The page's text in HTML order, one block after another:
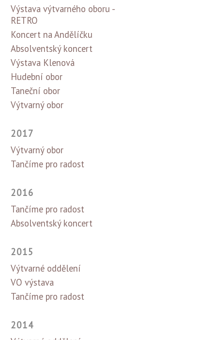
Výstava výtvarného oboru -
RETRO
Koncert na Andělíčku
Absolventský koncert
Výstava Klenová
Hudební obor
Taneční obor
Výtvarný obor
2017
Výtvarný obor
Tančíme pro radost
2016
Tančíme pro radost
Absolventský koncert
2015
Výtvarné oddělení
VO výstava
Tančíme pro radost
2014